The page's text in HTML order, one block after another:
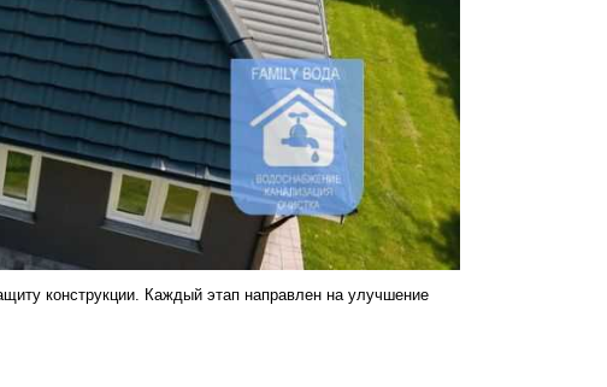
конструкции. Каждый этап направлен на улучшение